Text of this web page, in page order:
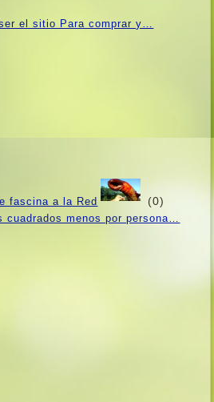
el sitio Para comprar y…
fascina a la Red (0)
cuadrados menos por persona…